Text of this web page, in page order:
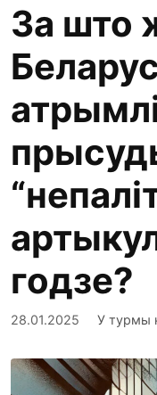
За што
годзе?
28.01.2025 У турмы